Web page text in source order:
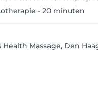
- 20 minuten